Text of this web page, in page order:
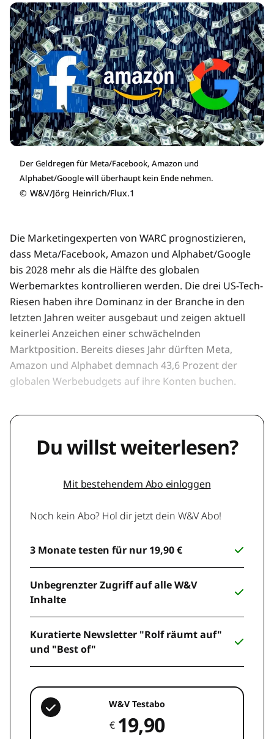
Der Geldregen für Meta/Facebook, Amazon und
Alphabet/Google will überhaupt kein Ende nehmen.
© W&V/Jörg Heinrich/Flux.1
Die Marketingexperten von WARC prognostizieren,
dass Meta/Facebook, Amazon und Alphabet/Google
bis 2028 mehr als die Hälfte des globalen
Werbemarktes kontrollieren werden. Die drei US-Tech-
Riesen haben ihre Dominanz in der Branche in den
letzten Jahren weiter ausgebaut und zeigen aktuell
keinerlei Anzeichen einer schwächelnden
Marktposition. Bereits dieses Jahr dürften Meta,
Amazon und Alphabet demnach 43,6 Prozent der
globalen Werbebudgets auf ihre Konten buchen.
Du willst weiterlesen?
Mit bestehendem Abo einloggen
Noch kein Abo? Hol dir jetzt dein W&V Abo!
3 Monate testen für nur 19,90 €
Unbegrenzter Zugriff auf alle W&V
Inhalte
Kuratierte Newsletter "Rolf räumt auf"
und "Best of"
W&V Testabo
€ 19,90